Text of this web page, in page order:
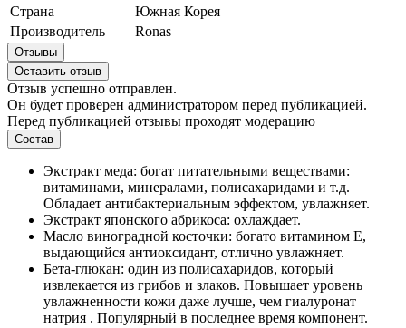
Страна
Южная Корея
Производитель
Ronas
Отзывы
Оставить отзыв
Отзыв успешно отправлен.
Он будет проверен администратором перед публикацией.
Перед публикацией отзывы проходят модерацию
Состав
Экстракт меда: богат питательными веществами:
витаминами, минералами, полисахаридами и т.д.
Обладает антибактериальным эффектом, увлажняет.
Экстракт японского абрикоса: охлаждает.
Масло виноградной косточки: богато витамином E,
выдающийся антиоксидант, отлично увлажняет.
Бета-глюкан: один из полисахаридов, который
извлекается из грибов и злаков. Повышает уровень
увлажненности кожи даже лучше, чем гиалуронат
натрия . Популярный в последнее время компонент.